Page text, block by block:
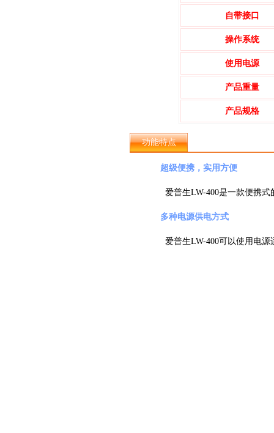
自带接口
操作系统
使用电源
产品重量
产品规格
功能特点
超级便携，实用方便
爱普生LW-400是一款便携
多种电源供电方式
爱普生LW-400可以使用电